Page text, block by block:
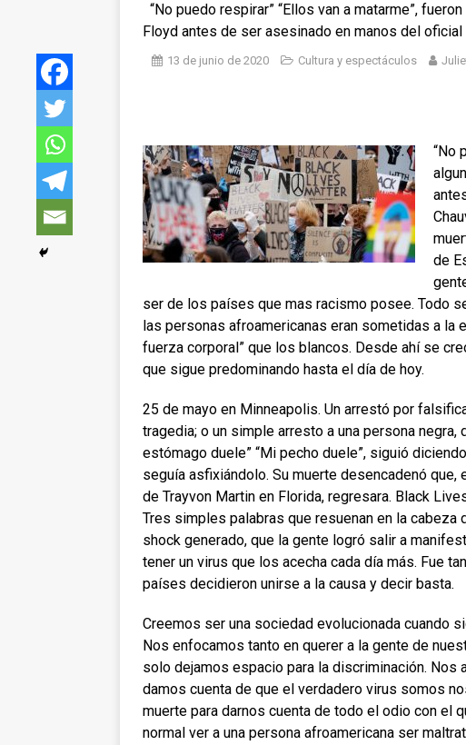
“No puedo respirar” “Ellos van a matarme”,
Floyd antes de ser asesinado en manos del oficial
13 de junio de 2020 Cultura y espectáculos
“No
de
ser de los países que mas racismo posee. Todo
las personas afroamericanas eran sometidas a la
fuerza corporal” que los blancos. Desde ahí se
que sigue predominando hasta el día de hoy.
25 de mayo en Minneapolis. Un arrestó por
tragedia; o un simple arresto a una persona negra,
estómago duele” “Mi pecho duele”, siguió
seguía asfixiándolo. Su muerte desencadenó
de Trayvon Martin en Florida, regresara. Black
Tres simples palabras que resuenan en la cabeza
shock generado, que la gente logró salir a
tener un virus que los acecha cada día más. Fue
países decidieron unirse a la causa y decir basta.
Creemos ser una sociedad evolucionada cuando
Nos enfocamos tanto en querer a la gente de
solo dejamos espacio para la discriminación. Nos
damos cuenta de que el verdadero virus somos
muerte para darnos cuenta de todo el odio con el
normal ver a una persona afroamericana ser